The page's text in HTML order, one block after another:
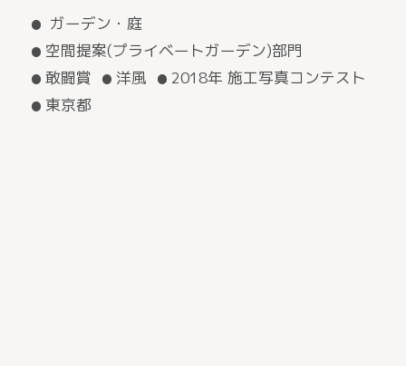
ガーデン・庭
空間提案(プライベートガーデン)部門
敢闘賞
洋風
2018年 施工写真コンテスト
東京都